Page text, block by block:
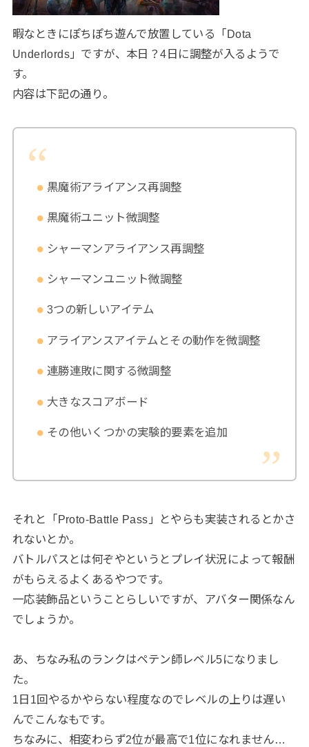
暇なときにぽちぽち遊んで放置している「Dota
Underlords」ですが、本日？4日に調整が入るようで
す。
内容は下記の通り。
黒魔術アライアンス再調整
黒魔術ユニット微調整
シャーマンアライアンス再調整
シャーマンユニット微調整
3つの新しいアイテム
アライアンスアイテムとその動作を微調整
連勝連敗に関する微調整
大きなスコアボード
その他いくつかの実験的要素を追加
それと「Proto-Battle Pass」とやらも実装されるとかさ
れないとか。
バトルパスとは何ぞやというとプレイ状況によって報酬
がもらえるよくあるやつです。
一応装飾品ということらしいですが、アバター関係なん
でしょうか。
あ、ちなみ私のランクはペテン師レベル5になりまし
た。
1日1回やるかやらない程度なのでレベルの上りは遅い
んでこんなもです。
ちなみに、相変わらず2位が最高で1位になれません…